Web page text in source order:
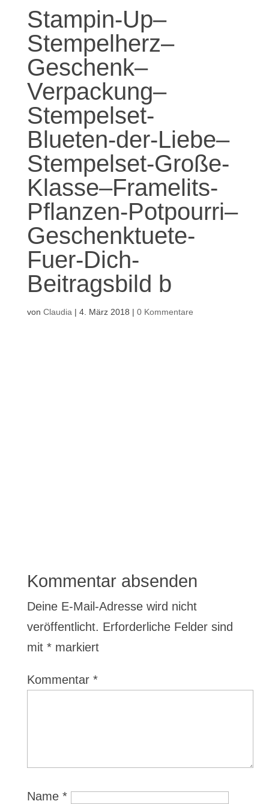
Stampin-Up–
Stempelherz–
Geschenk–
Verpackung–
Stempelset-
Blueten-der-Liebe–
Stempelset-Große-
Klasse–Framelits-
Pflanzen-Potpourri–
Geschenktuete-
Fuer-Dich-
Beitragsbild b
von Claudia | 4. März 2018 | 0 Kommentare
E-Mail-Adresse*
Website